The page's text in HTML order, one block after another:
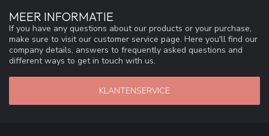
MEER INFORMATIE
If you have any questions about our products or your purchase,
make sure to visit our customer service page. Here you'll find our
company details, answers to frequently asked questions and
different ways to get in touch with us.
KLANTENSERVICE